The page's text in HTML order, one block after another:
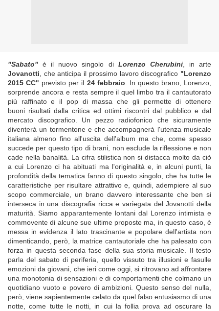
"Sabato" è il nuovo singolo di Lorenzo Cherubini, in arte
Jovanotti , che anticipa il prossimo lavoro discografico "Lorenzo
2015 CC" previsto per il 24 febbraio . In questo brano, Lorenzo,
sorprende ancora e resta sempre il quel limbo tra il cantautorato
più raffinato e il pop di massa che gli permette di ottenere
buoni risultati dalla critica ed ottimi riscontri dal pubblico e dal
mercato discografico. Un pezzo radiofonico che sicuramente
diventerà un tormentone e che accompagnerà l'utenza musicale
italiana almeno fino all'uscita dell'album ma che, come spesso
succede per questo tipo di brani, non esclude la riflessione e non
cade nella banalità. La cifra stilistica non si distacca molto da ciò
a cui Lorenzo ci ha abituati ma l'originalità e, in alcuni punti, la
profondità della tematica fanno di questo singolo, che ha tutte le
caratteristiche per risultare attrattivo e, quindi, adempiere al suo
scopo commerciale, un brano davvero interessante che ben si
interseca in una discografia ricca e variegata del Jovanotti della
maturità. Siamo apparantemente lontani dal Lorenzo intimista e
commovente di alcune sue ultime proposte ma, in questo caso, è
messa in evidenza il lato trascinante e popolare dell'artista non
dimenticando, però, la matrice cantautoriale che ha palesato con
forza in questa seconda fase della sua storia musicale. Il testo
parla del sabato di periferia, quello vissuto tra illusioni e fasulle
emozioni da giovani, che ieri come oggi, si ritrovano ad affrontare
una monotonia di sensazioni e di comportamenti che colmano un
quotidiano vuoto e povero di ambizioni. Questo senso del nulla,
però, viene sapientemente celato da quel falso entusiasmo di una
notte, come tutte le notti, in cui la follia prova ad oscurare la